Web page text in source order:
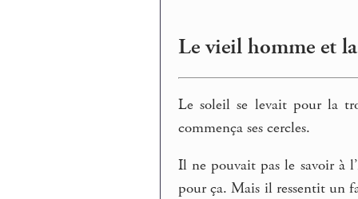
Le vieil homme et
Le soleil se levait pour la
commença ses cercles.
Il ne pouvait pas le savoir à
pour ça. Mais il ressentit un